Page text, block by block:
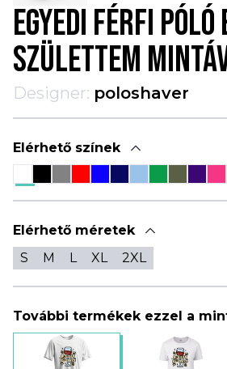
EGYEDI FÉRFI PÓLÓ
SZÜLETTEM
Designer: poloshaver
Elérhető színek
Elérhető méretek
S
M L XL 2XL
További termékek ezzel a